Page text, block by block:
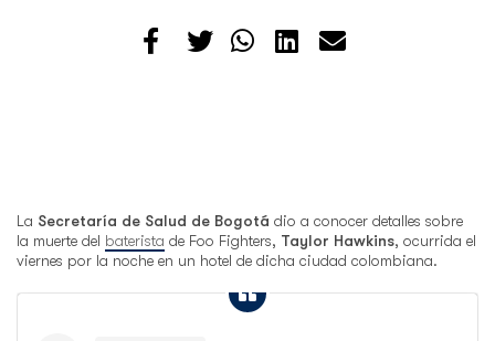
La Secretaría de Salud de Bogotá dio a conocer detalles sobre
la muerte del baterista de Foo Fighters, Taylor Hawkins, ocurrida el
viernes por la noche en un hotel de dicha ciudad colombiana.